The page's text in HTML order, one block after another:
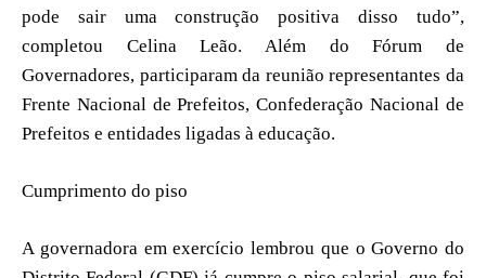
pode sair uma construção positiva disso tudo”,
completou Celina Leão. Além do Fórum de
Governadores, participaram da reunião representantes da
Frente Nacional de Prefeitos, Confederação Nacional de
Prefeitos e entidades ligadas à educação.
Cumprimento do piso
A governadora em exercício lembrou que o Governo do